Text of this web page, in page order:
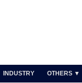
INDUSTRY OTHERS ▼